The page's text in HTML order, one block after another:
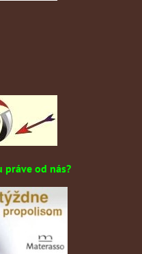
práve od nás?